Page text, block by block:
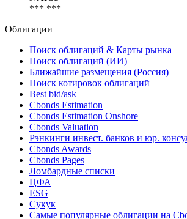
*** ***
*** ***
Облигации
Поиск облигаций & Карты рынка
Поиск облигаций (ИИ)
Ближайшие размещения (Россия)
Поиск котировок облигаций
Best bid/ask
Cbonds Estimation
Cbonds Estimation Onshore
Cbonds Valuation
Рэнкинги инвест. банков и юр.
Cbonds Awards
Cbonds Pages
Ломбардные списки